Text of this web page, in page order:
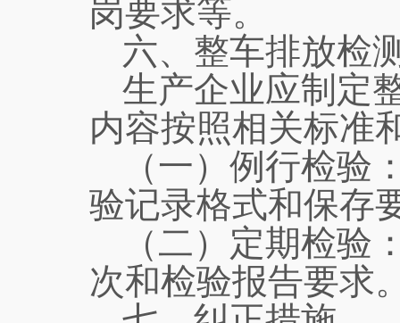
岗要求等。
六、整车排放检
生产企业应制定
内容按照相关标准
（一）例行检
验记录格式和保存
（二）定期检
次和检验报告要求